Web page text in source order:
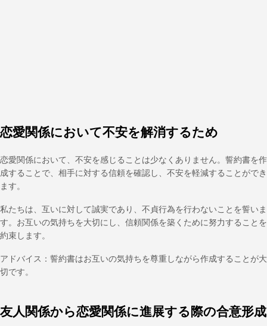
恋愛関係において不安を解消するため
恋愛関係において、不安を感じることは少なくありません。誓約書を作
成することで、相手に対する信頼を確認し、不安を軽減することができ
ます。
私たちは、互いに対して誠実であり、不貞行為を行わないことを誓いま
す。お互いの気持ちを大切にし、信頼関係を築くために努力することを
約束します。
アドバイス：誓約書はお互いの気持ちを尊重しながら作成することが大
切です。
友人関係から恋愛関係に進展する際の合意形成